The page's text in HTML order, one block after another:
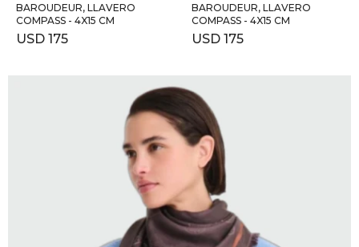
BAROUDEUR, LLAVERO
COMPASS - 4X15 CM
USD 175
BAROUDEUR, LLAVERO
COMPASS - 4X15 CM
USD 175